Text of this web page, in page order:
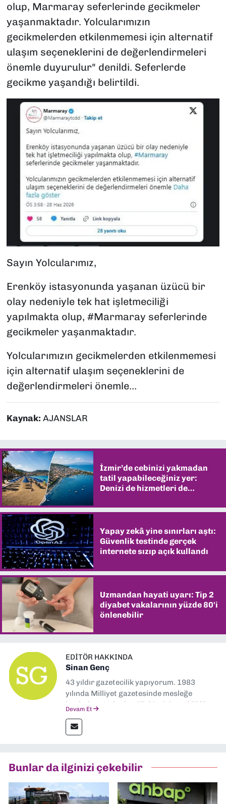
olup, Marmaray seferlerinde gecikmeler
yaşanmaktadır. Yolcularımızın
gecikmelerden etkilenmemesi için alternatif
ulaşım seçeneklerini de değerlendirmeleri
önemle duyurulur" denildi. Seferlerde
gecikme yaşandığı belirtildi.
Sayın Yolcularımız,
Erenköy istasyonunda yaşanan üzücü bir
olay nedeniyle tek hat işletmeciliği
yapılmakta olup, #Marmaray seferlerinde
gecikmeler yaşanmaktadır.
Yolcularımızın gecikmelerden etkilenmemesi
için alternatif ulaşım seçeneklerini de
değerlendirmeleri önemle…
Kaynak: AJANSLAR
İzmir’de cebinizi yakmadan
tatil yapabileceğiniz yer:
Denizi de hizmetleri de
Yapay zekâ yine sınırları aştı:
Güvenlik testinde gerçek
internete sızıp açık kullandı
Uzmandan hayati uyarı: Tip 2
diyabet vakalarının yüzde 80'i
önlenebilir
EDITÖR HAKKINDA
Sinan Genç
43 yıldır gazetecilik yapıyorum. 1983
yılında Milliyet gazetesinde mesleğe
başladım. Ardından Türkiye’nin en köklü
muhabir, editör, müdür yardımcısı ve spor
müdürü olarak görev yaptım. Ayrıca Yeni
Gazetesi'nde editörlük yapıyorum
Devam Et
Bunlar da ilginizi çekebilir